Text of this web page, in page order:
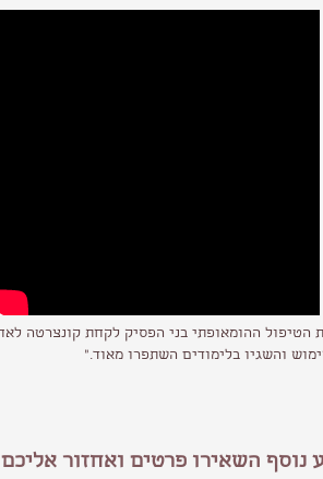
והשגיו בלימודים השתפרו מאוד."
נוסף השאירו פרטים ואחזור אליכם